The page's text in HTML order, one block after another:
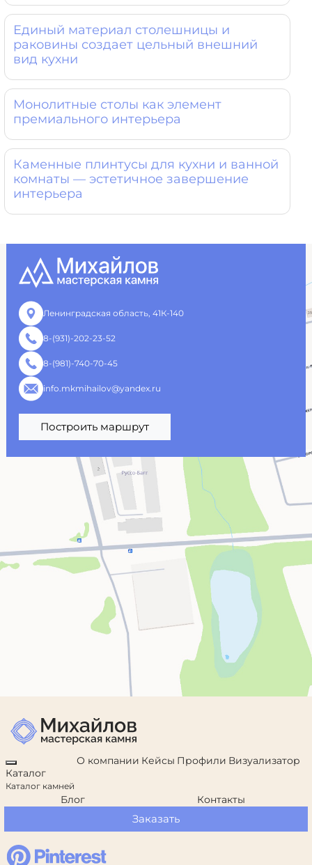
Единый материал столешницы и
раковины создает цельный внешний
вид кухни
Монолитные столы как элемент
премиального интерьера
Каменные плинтусы для кухни и ванной
комнаты — эстетичное завершение
интерьера
Ленинградская область, 41К-140
8-(931)-202-23-52
8-(981)-740-70-45
info.mkmihailov@yandex.ru
Построить маршрут
Каталог
Каталог камней
О компании Кейсы Профили Визуализатор
Блог Контакты
Заказать